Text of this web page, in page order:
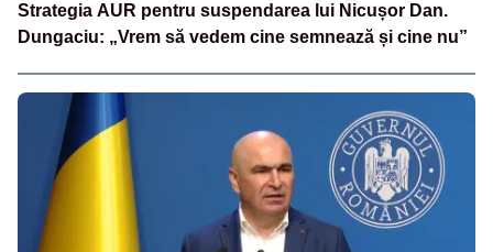
Strategia AUR pentru suspendarea lui Nicușor Dan.
Dungaciu: „Vrem să vedem cine semnează și cine nu”